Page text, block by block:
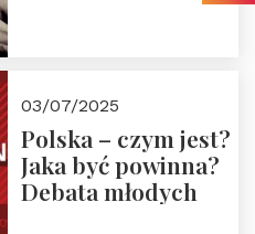
03/07/2025
Polska – czym jest?
Jaka być powinna?
Debata młodych